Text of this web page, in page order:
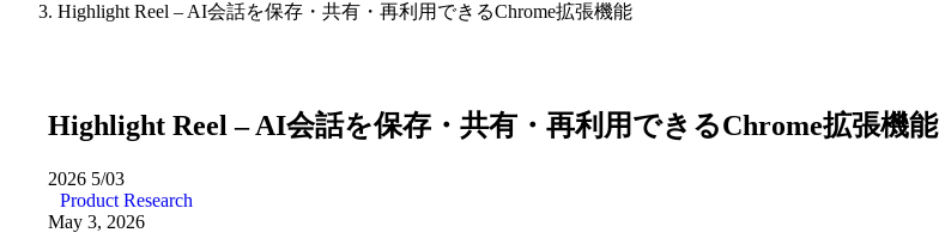
Highlight Reel – AI会話を保存・共有・再利用できるChrome拡張機能
Highlight Reel – AI会話を保存・共有・再利用できるChrome拡張機能
2026 5/03
Product Research
May 3, 2026